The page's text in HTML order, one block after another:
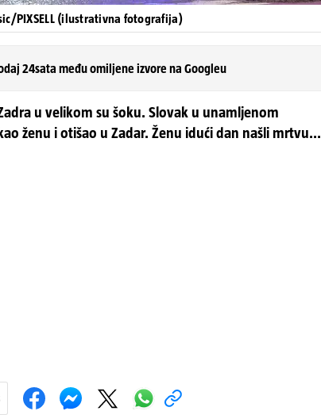
PIXSELL (ilustrativna fotografija)
24sata među omiljene izvore na Googleu
u velikom su šoku. Slovak u unamljenom
ženu i otišao u Zadar. Ženu idući dan našli mrtvu...